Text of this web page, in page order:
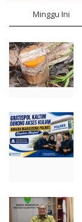
Minggu Ini